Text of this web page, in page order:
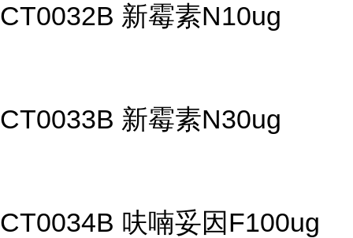
CT0032B 新霉素N10ug
CT0033B 新霉素N30ug
CT0034B 呋喃妥因F100ug